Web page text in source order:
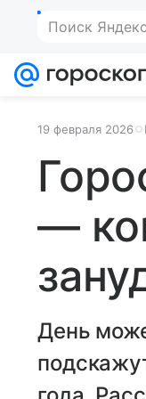
Поиск
19 февраля 2026
—
День